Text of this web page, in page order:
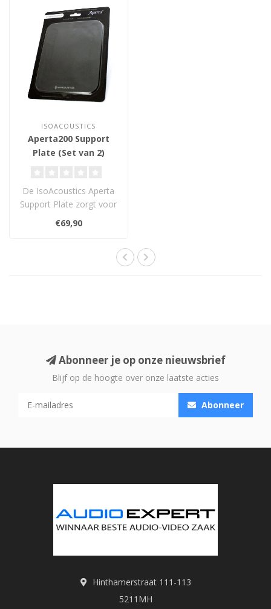
ISOACOUSTICS
Aperta200 Support
Plate (Set van 2)
De IsoAcoustics Aperta
Support Plate zorgt voor
een stabiele montage
van Aperta ..
€69,90
Abonneer je op onze nieuwsbrief
Blijf op de hoogte over onze laatste acties
Abonneer
Hinthamerstraat 111-113
5211MH